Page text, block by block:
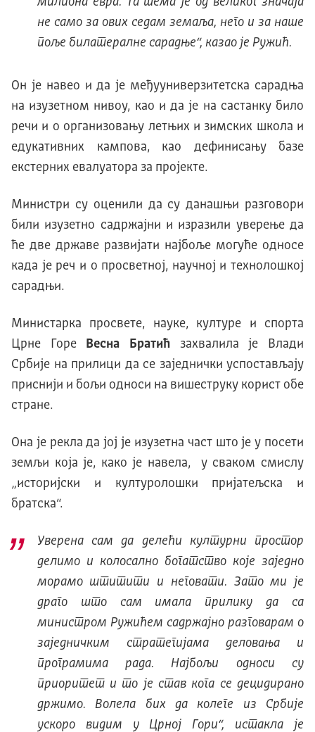
не само за ових седам земаља, него и за наше
поље билатералне сарадње“, казао је Ружић.
Он је навео и да је међууниверзитетска сарадња
на изузетном нивоу, као и да је на састанку било
речи и о организовању летњих и зимских школа и
едукативних кампова, као дефинисању базе
екстерних евалуатора за пројекте.
Министри су оценили да су данашњи разговори
били изузетно садржајни и изразили уверење да
ће две државе развијати најбоље могуће односе
када је реч и о просветној, научној и технолошкој
сарадњи.
Министарка просвете, науке, културе и спорта
Црне Горе
Весна Братић захвалила је Влади
Србије на прилици да се заједнички успостављају
приснији и бољи односи на вишеструку корист обе
стране.
Она је рекла да јој је изузетна част што је у посети
земљи која је, како је навела, у сваком смислу
„историјски и културолошки пријатељска и
братска“.
Уверена сам да делећи културни простор
делимо и колосално богатство које заједно
морамо штитити и неговати. Зато ми је
драго што сам имала прилику да са
министром Ружићем садржајно разговарам о
заједничким стратегијама деловања и
програмима рада. Најбољи односи су
приоритет и то је став кога се децидирано
држимо. Волела бих да колеге из Србије
ускоро видим у Црној Гори“, истакла је